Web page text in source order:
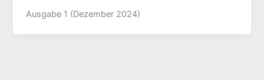
Ausgabe 1 (Dezember 2024)